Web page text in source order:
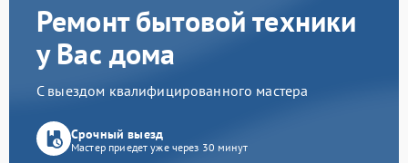
Ремонт бытовой техники
у Вас дома
С выездом квалифицированного мастера
Срочный выезд
Мастер приедет уже через 30 минут